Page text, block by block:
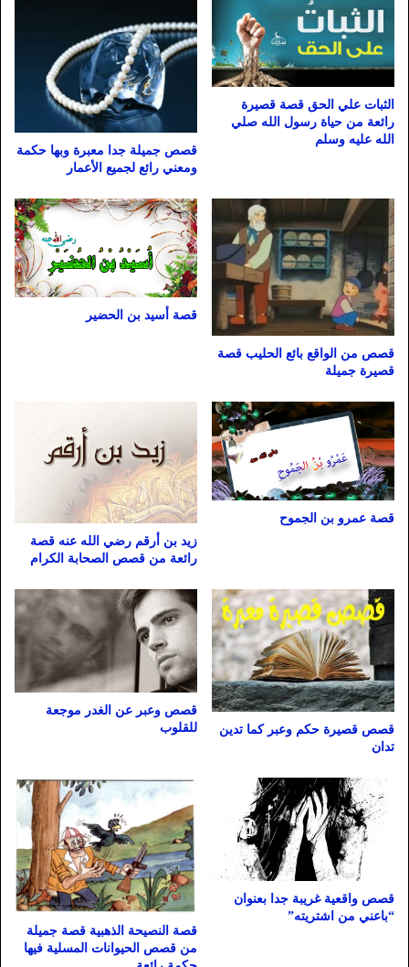
الثبات علي الحق قصة قصيرة
رائعة من حياة رسول الله صلي
الله عليه وسلم
قصص جميلة جدا معبرة وبها حكمة
ومعني رائع لجميع الأعمار
قصص من الواقع بائع الحليب قصة
قصيرة جميلة
قصة أسيد بن الحضير
قصة عمرو بن الجموح
زيد بن أرقم رضي الله عنه قصة
رائعة من قصص الصحابة الكرام
قصص قصيرة حكم وعبر كما تدين
تدان
قصص وعبر عن الغدر موجعة
للقلوب
قصص واقعية غريبة جدا بعنوان
“باعني من اشتريته”
قصة النصيحة الذهبية قصة جميلة
من قصص الحيوانات المسلية فيها